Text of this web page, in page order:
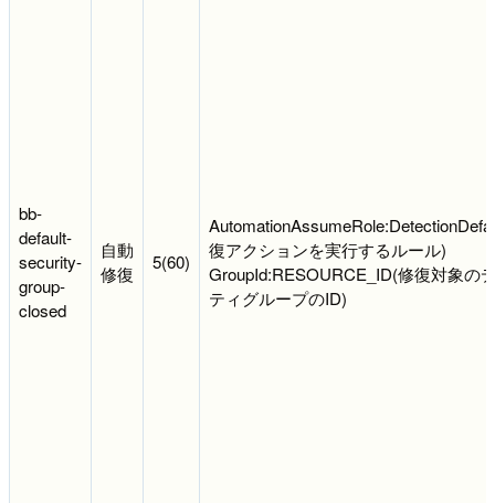
bb-
default-
security-
group-
closed
自動
修復
5(60)
復アクションを実行するルール)
GroupId:RESOURCE_ID(修復対象の
ティグループのID)